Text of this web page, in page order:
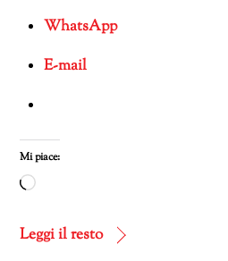
WhatsApp
E-mail
Mi piace:
Caricamento
corso…
Leggi il resto